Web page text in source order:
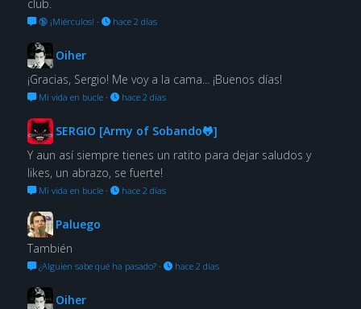
club.
🔞 ¡Miérculos! · hace 2 días
Oiher
¡Gracias, Sergio! Me voy a la cama... ¡Buenos días!
Mi vida en bucle· hace 2 días
SERGIO [Army of Sobando🐸]
Y aun así siempre tienes un ratito para dejar saludos y
likes, un abrazo, se fuerte!
Mi vida en bucle· hace 2 días
Paluego
También
¿Alguien sabe qué ha pasado?· hace 2 días
Oiher